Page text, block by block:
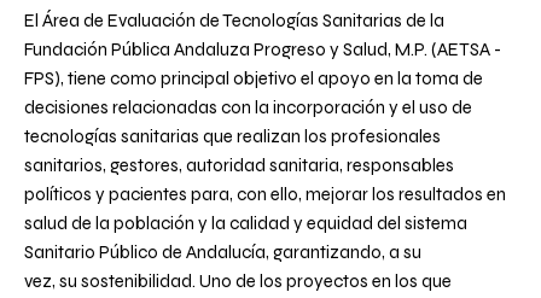
El Área de Evaluación de Tecnologías Sanitarias de la
Fundación Pública Andaluza Progreso y Salud, M.P. (AETSA -
FPS), tiene como principal objetivo el apoyo en la toma de
decisiones relacionadas con la incorporación y el uso de
tecnologías sanitarias que realizan los profesionales
sanitarios, gestores, autoridad sanitaria, responsables
políticos y pacientes para, con ello, mejorar los resultados en
salud de la población y la calidad y equidad del sistema
Sanitario Público de Andalucía, garantizando, a su
vez, su sostenibilidad. Uno de los proyectos en los que